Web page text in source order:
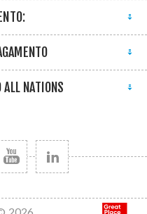
ALL NATIONS